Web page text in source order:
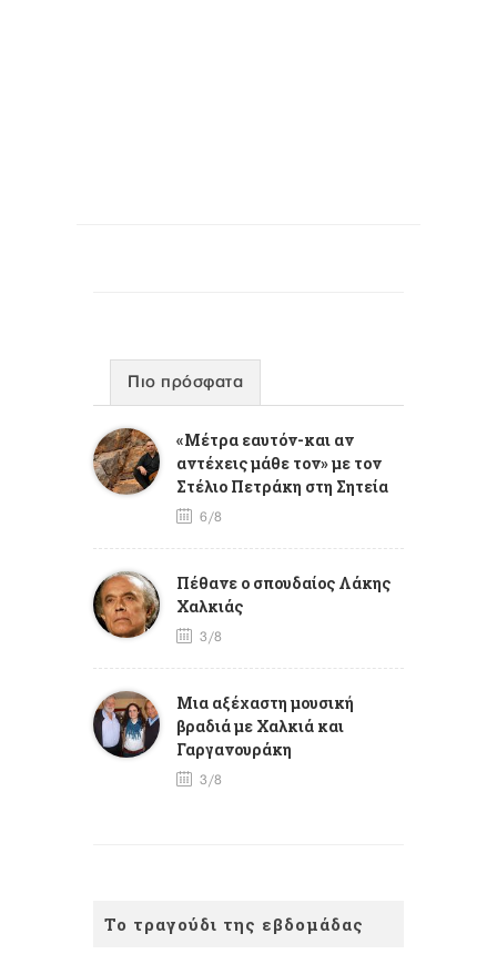
Πιο πρόσφατα
«Μέτρα εαυτόν-και αν
αντέχεις μάθε τον» με τον
Στέλιο Πετράκη στη Σητεία
6/8
Πέθανε ο σπουδαίος Λάκης
Χαλκιάς
3/8
Mια αξέχαστη μουσική
βραδιά με Χαλκιά και
Γαργανουράκη
3/8
Το τραγούδι της εβδομάδας